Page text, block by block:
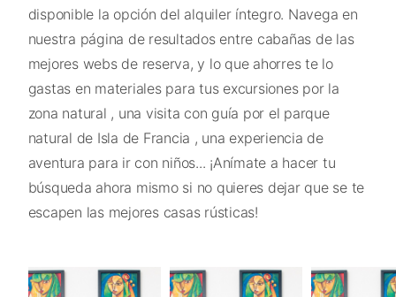
disponible la opción del alquiler íntegro. Navega en
nuestra página de resultados entre cabañas de las
mejores webs de reserva, y lo que ahorres te lo
gastas en materiales para tus excursiones por la
zona natural , una visita con guía por el parque
natural de Isla de Francia , una experiencia de
aventura para ir con niños... ¡Anímate a hacer tu
búsqueda ahora mismo si no quieres dejar que se te
escapen las mejores casas rústicas!